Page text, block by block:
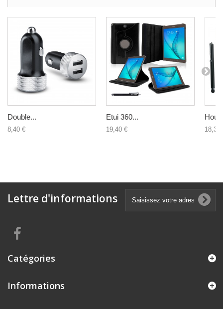
Double...
8,40 €
Etui 360...
19,40 € 18,30
Lettre d'informations
Catégories
Informations